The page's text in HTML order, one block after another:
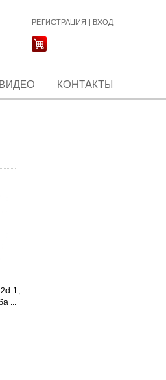
РЕГИСТРАЦИЯ | ВХОД
ВИДЕО КОНТАКТЫ
1,
...